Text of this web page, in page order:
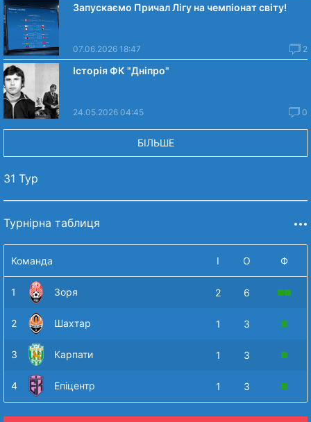
Запускаємо Причал Лігу на чемпіонат світу!
07.06.2026 18:47 2
Історія ФК "Дніпро"
24.05.2026 04:45 0
БІЛЬШЕ
31 Тур
Турнірна таблиця
Команда І О Ф
1 Зоря 2 6
2 Шахтар 1 3
3 Карпати 1 3
4 Епіцентр 1 3